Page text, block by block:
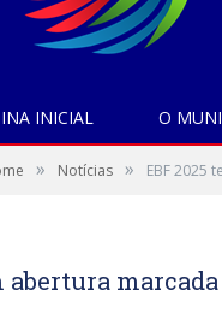
INICIAL O
» Notícias » EBF 2025
abertura